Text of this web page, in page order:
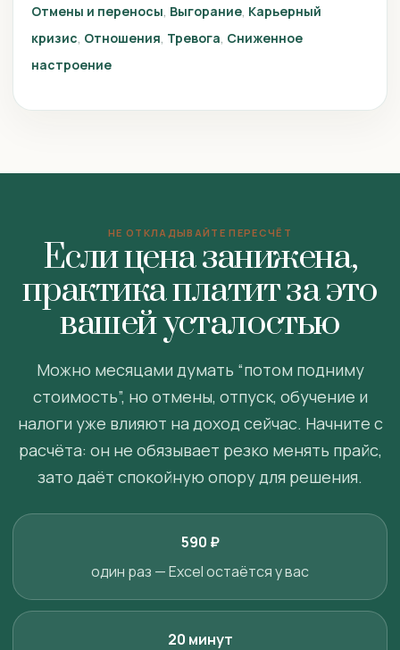
Отмены и переносы Выгорание Карьерный
кризис Отношения Тревога Сниженное
настроение
НЕ ОТКЛАДЫВАЙТЕ ПЕРЕСЧЁТ
Если цена занижена,
практика платит за это
вашей усталостью
Можно месяцами думать “потом подниму
стоимость”, но отмены, отпуск, обучение и
налоги уже влияют на доход сейчас. Начните с
расчёта: он не обязывает резко менять прайс,
зато даёт спокойную опору для решения.
590 ₽
один раз — Excel остаётся у вас
20 минут